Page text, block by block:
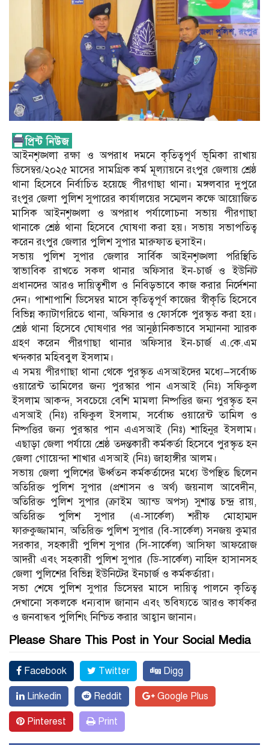
আইনশৃঙ্খলা রক্ষা ও অপরাধ দমনে কৃতিত্বপূর্ণ ভূমিকা রাখায়
ডিসেম্বর/২০২৫ মাসের সামগ্রিক কর্ম মূল্যায়নে রংপুর জেলায় শ্রেষ্ঠ
থানা হিসেবে নির্বাচিত হয়েছে পীরগাছা থানা। মঙ্গলবার দুপুরে
রংপুর জেলা পুলিশ সুপারের কার্যালয়ের সম্মেলন কক্ষে আয়োজিত
মাসিক আইনশৃঙ্খলা ও অপরাধ পর্যালোচনা সভায় পীরগাছা
থানাকে শ্রেষ্ঠ থানা হিসেবে ঘোষণা করা হয়। সভায় সভাপতিত্ব
করেন রংপুর জেলার পুলিশ সুপার মারুফাত হুসাইন।
সভায় পুলিশ সুপার জেলার সার্বিক আইনশৃঙ্খলা পরিস্থিতি
স্বাভাবিক রাখতে সকল থানার অফিসার ইন-চার্জ ও ইউনিট
প্রধানদের আরও দায়িত্বশীল ও নিবিড়ভাবে কাজ করার নির্দেশনা
দেন। পাশাপাশি ডিসেম্বর মাসে কৃতিত্বপূর্ণ কাজের স্বীকৃতি হিসেবে
বিভিন্ন ক্যাটাগরিতে থানা, অফিসার ও ফোর্সকে পুরস্কৃত করা হয়।
শ্রেষ্ঠ থানা হিসেবে ঘোষণার পর আনুষ্ঠানিকভাবে সম্মাননা স্মারক
গ্রহণ করেন পীরগাছা থানার অফিসার ইন-চার্জ এ.কে.এম
খন্দকার মহিববুল ইসলাম।
এ সময় পীরগাছা থানা থেকে পুরস্কৃত এসআইদের মধ্যে—সর্বোচ্চ
ওয়ারেন্ট তামিলের জন্য পুরস্কার পান এসআই (নিঃ) সফিকুল
ইসলাম আকন্দ, সবচেয়ে বেশি মামলা নিষ্পত্তির জন্য পুরস্কৃত হন
এসআই (নিঃ) রফিকুল ইসলাম, সর্বোচ্চ ওয়ারেন্ট তামিল ও
নিষ্পত্তির জন্য পুরস্কার পান এএসআই (নিঃ) শাহিনুর ইসলাম।
এছাড়া জেলা পর্যায়ে শ্রেষ্ঠ তদন্তকারী কর্মকর্তা হিসেবে পুরস্কৃত হন
জেলা গোয়েন্দা শাখার এসআই (নিঃ) জাহাঙ্গীর আলম।
সভায় জেলা পুলিশের ঊর্ধ্বতন কর্মকর্তাদের মধ্যে উপস্থিত ছিলেন
অতিরিক্ত পুলিশ সুপার (প্রশাসন ও অর্থ) জয়নাল আবেদীন,
অতিরিক্ত পুলিশ সুপার (ক্রাইম অ্যান্ড অপস্) সুশান্ত চন্দ্র রায়,
অতিরিক্ত পুলিশ সুপার (এ-সার্কেল) শরীফ মোহাম্মদ
ফারুকুজ্জামান, অতিরিক্ত পুলিশ সুপার (বি-সার্কেল) সনজয় কুমার
সরকার, সহকারী পুলিশ সুপার (সি-সার্কেল) আসিফা আফরোজ
আদরী এবং সহকারী পুলিশ সুপার (ডি-সার্কেল) নাহিদ হাসানসহ
জেলা পুলিশের বিভিন্ন ইউনিটের ইনচার্জ ও কর্মকর্তারা।
সভা শেষে পুলিশ সুপার ডিসেম্বর মাসে দায়িত্ব পালনে কৃতিত্ব
দেখানো সকলকে ধন্যবাদ জানান এবং ভবিষ্যতে আরও কার্যকর
ও জনবান্ধব পুলিশিং নিশ্চিত করার আহ্বান জানান।
Please Share This Post in Your Social Media
Facebook Twitter Digg
Linkedin Reddit Google Plus
Pinterest Print